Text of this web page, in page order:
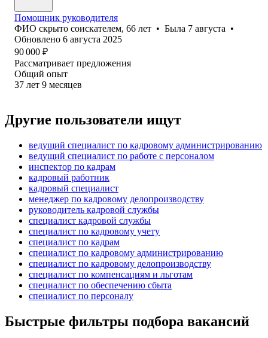
Помощник руководителя
ФИО скрыто соискателем, 66 лет • Была 7 августа •
Обновлено 6 августа 2025
90 000 ₽
Рассматривает предложения
Общий опыт
37 лет 9 месяцев
Другие пользователи ищут
ведущий специалист по кадровому администрированию
ведущий специалист по работе с персоналом
инспектор по кадрам
кадровый работник
кадровый специалист
менеджер по кадровому делопроизводству
руководитель кадровой службы
специалист кадровой службы
специалист по кадровому учету
специалист по кадрам
специалист по кадровому администрированию
специалист по кадровому делопроизводству
специалист по компенсациям и льготам
специалист по обеспечению сбыта
специалист по персоналу
Быстрые фильтры подбора вакансий